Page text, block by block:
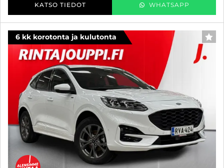
KATSO TIEDOT WHATSAPP
6 kk korotonta ja kulutonta